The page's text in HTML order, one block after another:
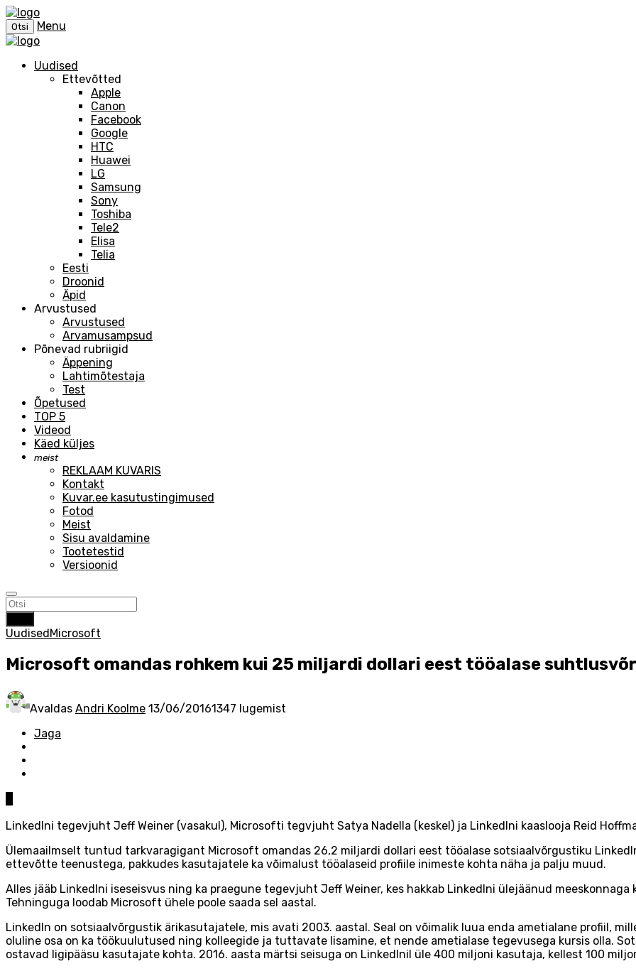
Otsi Menu
Uudised
Ettevõtted
Apple
Canon
Facebook
Google
HTC
Huawei
LG
Samsung
Sony
Toshiba
Tele2
Elisa
Telia
Eesti
Droonid
Äpid
Arvustused
Arvustused
Arvamusampsud
Põnevad rubriigid
Äppening
Lahtimõtestaja
Test
Õpetused
TOP 5
Videod
Käed küljes
meist
REKLAAM KUVARIS
Kontakt
Kuvar.ee kasutustingimused
Fotod
Meist
Sisu avaldamine
Tootetestid
Versioonid
UudisedMicrosoft
Microsoft omandas rohkem kui 25 miljardi dollari eest tööalase
Avaldas Andri Koolme 13/06/20161347 lugemist
Jaga
LinkedIni tegevjuht Jeff Weiner (vasakul), Microsofti tegvjuht Satya Nadella (keskel) ja LinkedIni kaaslooja Reid
Ülemaailmselt tuntud tarkvaragigant Microsoft omandas 26,2 miljardi dollari eest tööalase sotsiaalvõrgustiku
ettevõtte teenustega, pakkudes kasutajatele ka võimalust tööalaseid profiile inimeste kohta näha ja palju muud.
Alles jääb LinkedIni iseseisvus ning ka praegune tegevjuht Jeff Weiner, kes hakkab LinkedIni ülejäänud
Tehninguga loodab Microsoft ühele poole saada sel aastal.
LinkedIn on sotsiaalvõrgustik ärikasutajatele, mis avati 2003. aastal. Seal on võimalik luua enda ametialane profiil,
oluline osa on ka töökuulutused ning kolleegide ja tuttavate lisamine, et nende ametialase tegevusega kursis olla.
ostavad ligipääsu kasutajate kohta. 2016. aasta märtsi seisuga on LinkedInil üle 400 miljoni kasutaja, kellest 100